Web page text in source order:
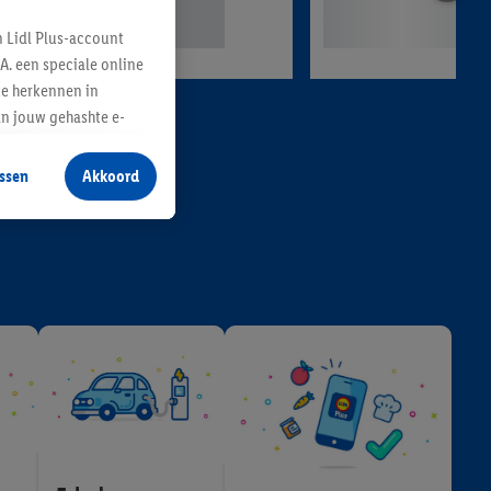
Lidl Plus-account
een speciale online
herkennen in
jouw gehashte e-
producten waarin je
te plaatsen
vergelijkbare
in te
Akkoord